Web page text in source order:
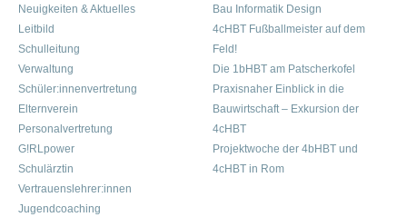
Neuigkeiten & Aktuelles
Leitbild
Schulleitung
Verwaltung
Schüler:innenvertretung
Elternverein
Personalvertretung
G!RLpower
Schulärztin
Vertrauenslehrer:innen
Jugendcoaching
Bau Informatik Design
4cHBT Fußballmeister auf dem
Feld!
Die 1bHBT am Patscherkofel
Praxisnaher Einblick in die
Bauwirtschaft – Exkursion der
4cHBT
Projektwoche der 4bHBT und
4cHBT in Rom